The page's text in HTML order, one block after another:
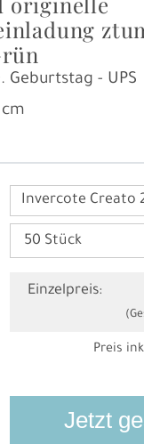
ztum
Geburtstag - UPS
cm
Invercote Creato
Einzelpreis:
Preis
Jetzt